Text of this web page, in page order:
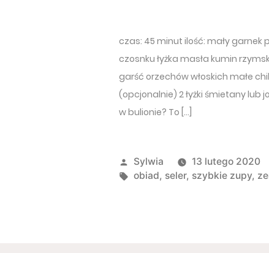
czas: 45 minut ilość: mały
czosnku łyżka masła kumin
garść orzechów włoskich małe
(opcjonalnie) 2 łyżki śmietany lub
w bulionie? To […]
Opublikowany przez
Sylwia 13 lutego 2020
Tagi:
obiad, seler, szybkie zupy,